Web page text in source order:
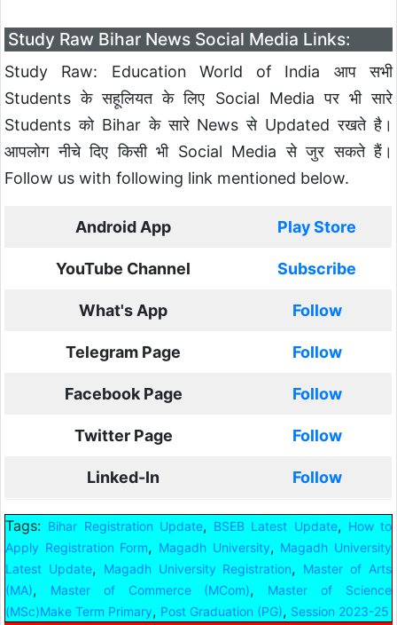
Study Raw Bihar News Social Media Links:
Study Raw: Education World of India आप सभी
Students के सहूलियत के लिए Social Media पर भी सारे
Students को Bihar के सारे News से Updated रखते है।
आपलोग नीचे दिए किसी भी Social Media से जुर सकते हैं।
Follow us with following link mentioned below.
Android App Play Store
YouTube Channel Subscribe
What's App Follow
Telegram Page Follow
Facebook Page Follow
Twitter Page Follow
Linked-In Follow
Tags: Bihar Registration Update, BSEB Latest Update, How to
Apply Registration Form, Magadh University, Magadh University
Latest Update, Magadh University Registration,
Master of Arts
(MA), Master of Commerce (MCom),
Master of Science
(MSc)Make Term Primary, Post Graduation (PG), Session 2023-25